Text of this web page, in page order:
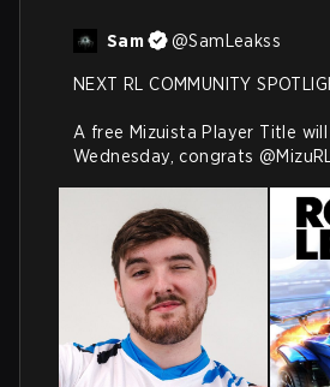
Sam @SamLeakss
NEXT RL COMMUNITY
A free Mizuista Player Title
Wednesday, congrats